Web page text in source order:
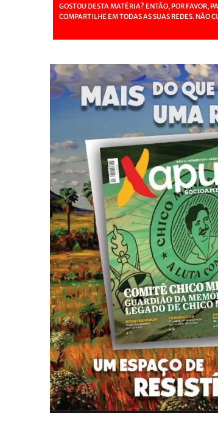
GOSTOU DESTA MATÉRIA? ENTÃO, POR FAVOR,
COMPARTILHE EM TODAS AS SUAS REDES. NÃO